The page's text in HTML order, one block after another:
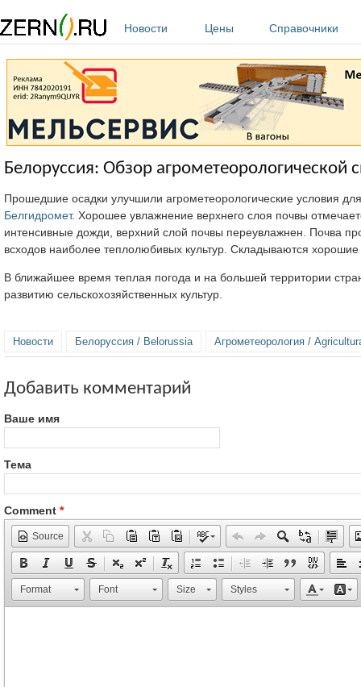
Новости
Цены Справочники
Белоруссия: Обзор агрометеорологической
Прошедшие осадки улучшили агрометеорологические условия
Белгидромет. Хорошее увлажнение верхнего слоя почвы
интенсивные дожди, верхний слой почвы переувлажнен. Почва
всходов наиболее теплолюбивых культур. Складываются
В ближайшее время теплая погода и на большей территории
развитию сельскохозяйственных культур.
Новости Белоруссия / Belorussia Агрометеорология /
Добавить комментарий
Ваше имя
Тема
Comment *
Source
Format Font Size Styles